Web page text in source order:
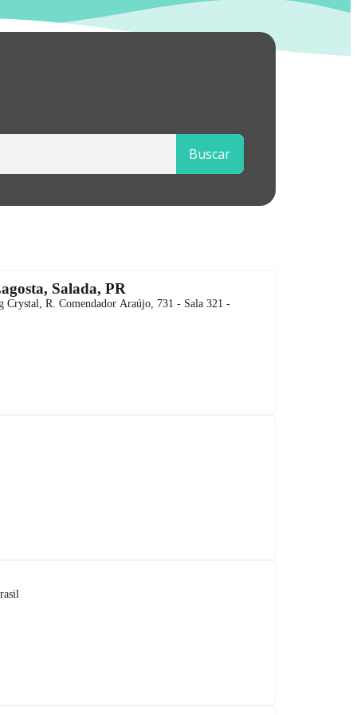
Buscar
Salada, PR
Crystal, R. Comendador Araújo, 731 - Sala 321 -